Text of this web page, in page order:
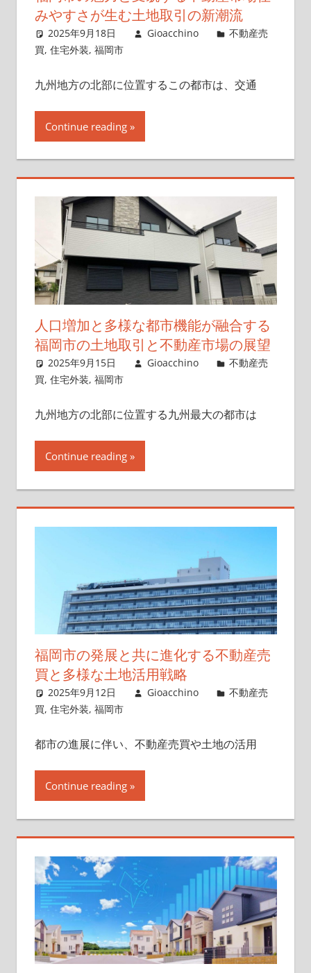
みやすさが生む土地取引の新潮流
2025年9月18日 Gioacchino
不動産売
買, 住宅外装, 福岡市
九州地方の北部に位置するこの都市は、交通
Continue reading
人口増加と多様な都市機能が融合する
福岡市の土地取引と不動産市場の展望
2025年9月15日 Gioacchino
不動産売
買, 住宅外装, 福岡市
九州地方の北部に位置する九州最大の都市は
Continue reading
福岡市の発展と共に進化する不動産売
買と多様な土地活用戦略
2025年9月12日 Gioacchino
不動産売
買, 住宅外装, 福岡市
都市の進展に伴い、不動産売買や土地の活用
Continue reading